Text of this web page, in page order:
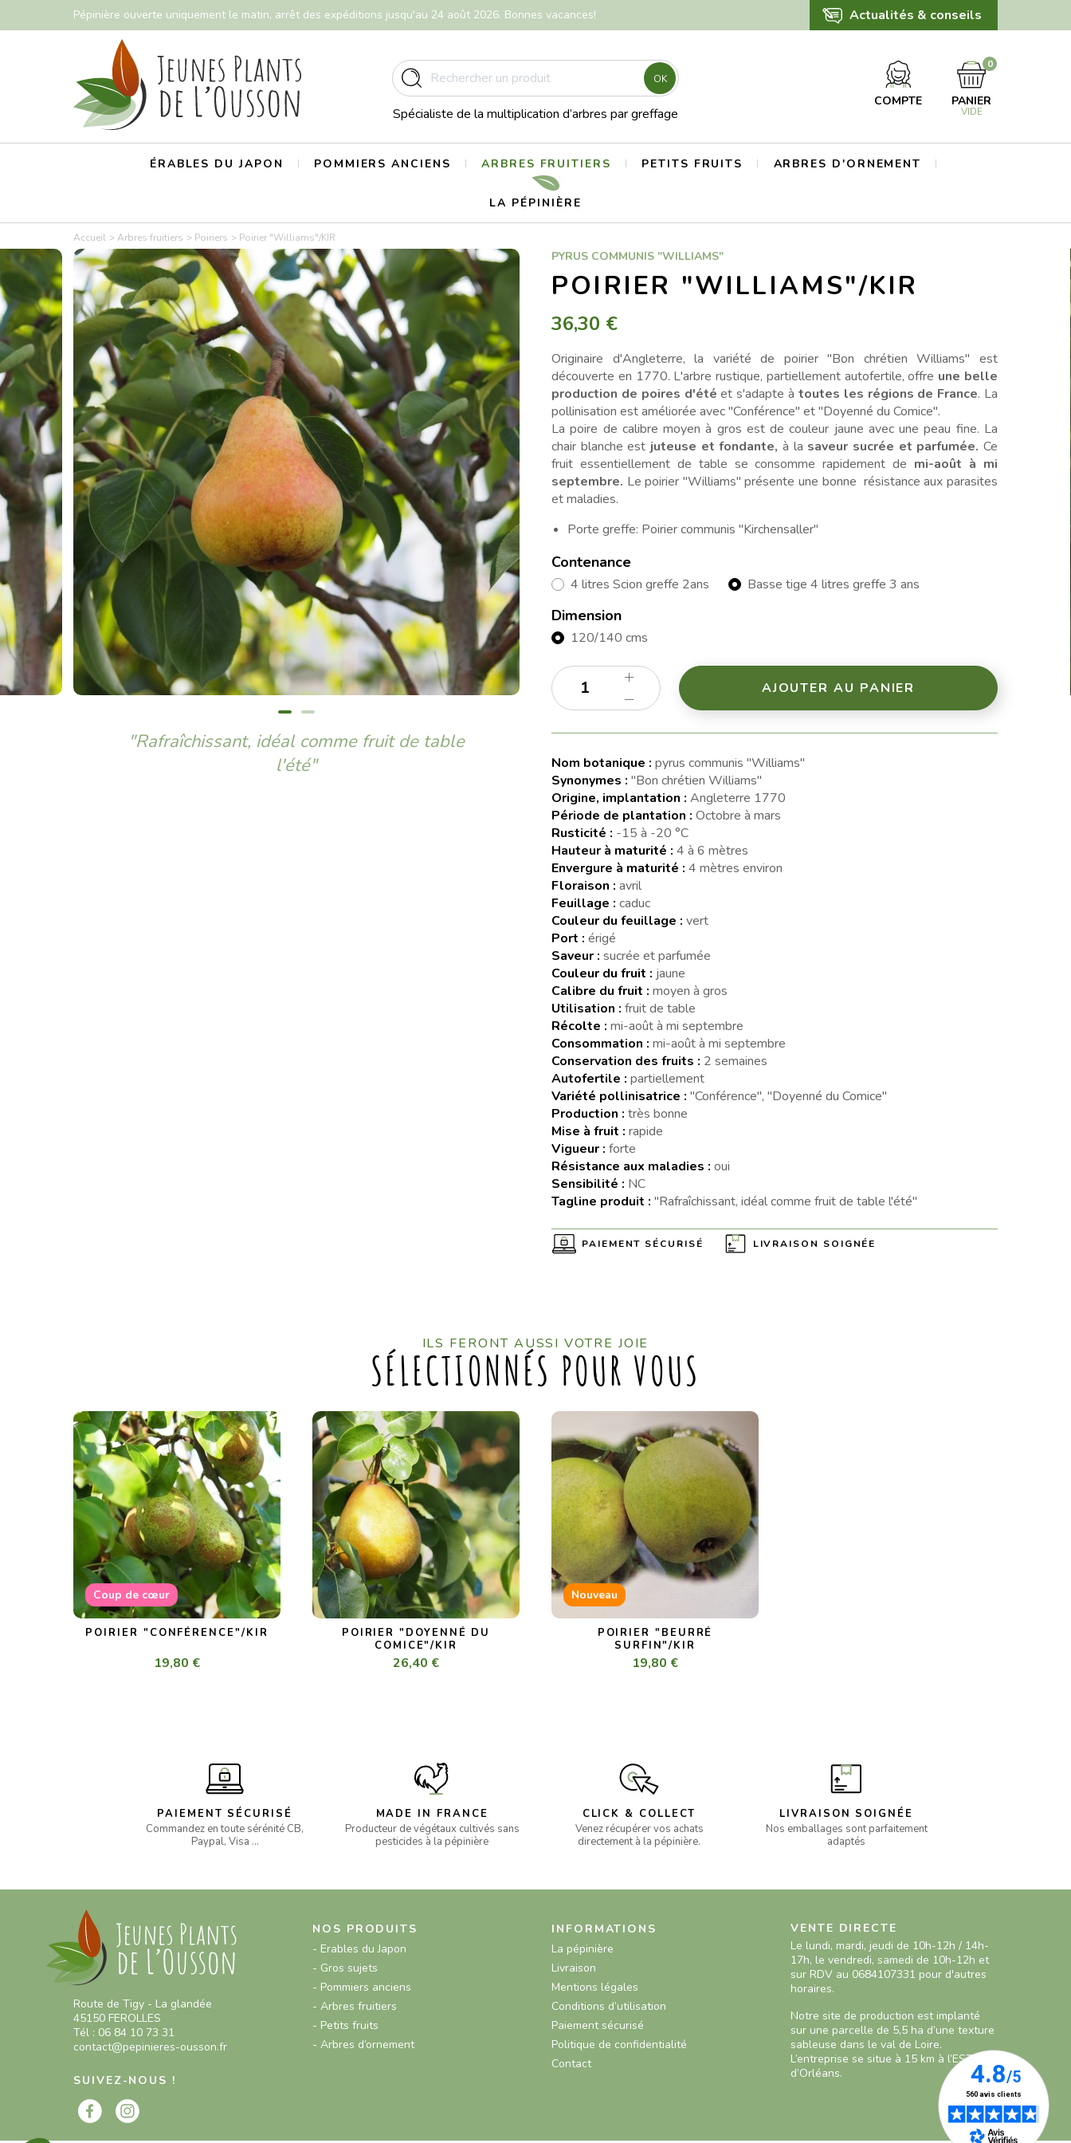
Pépinière ouverte uniquement le matin, arrêt des expéditions jusqu'au 24 août 2026. Bonnes vacances! Actualités & conseils
OK
Spécialiste de la multiplication d’arbres par greffage
COMPTE PANIER
0
VIDE
ÉRABLES DU JAPON POMMIERS ANCIENS ARBRES FRUITIERS PETITS FRUITS ARBRES D'ORNEMENT
LA PÉPINIÈRE
Accueil Arbres fruitiers Poiriers Poirier "Williams"/KIR
"Rafraîchissant, idéal comme fruit de table
l'été"
PYRUS COMMUNIS "WILLIAMS"
POIRIER "WILLIAMS"/KIR
36,30 €
Originaire d'Angleterre, la variété de poirier "Bon chrétien Williams" est
découverte en 1770. L'arbre rustique, partiellement autofertile, offre une belle
production de poires d'été et s'adapte à toutes les régions de France. La
pollinisation est améliorée avec "Conférence" et "Doyenné du Comice".
La poire de calibre moyen à gros est de couleur jaune avec une peau fine. La
chair blanche est juteuse et fondante, à la saveur sucrée et parfumée. Ce
fruit essentiellement de table se consomme rapidement de mi-août à mi
septembre. Le poirier "Williams" présente une bonne résistance aux parasites
et maladies.
Porte greffe: Poirier communis "Kirchensaller"
Contenance
4 litres Scion greffe 2ans Basse tige 4 litres greffe 3 ans
Dimension
120/140 cms
AJOUTER AU PANIER
Nom botanique : pyrus communis "Williams"
Synonymes : "Bon chrétien Williams"
Origine, implantation : Angleterre 1770
Période de plantation : Octobre à mars
Rusticité : -15 à -20 °C
Hauteur à maturité : 4 à 6 mètres
Envergure à maturité : 4 mètres environ
Floraison : avril
Feuillage : caduc
Couleur du feuillage : vert
Port : érigé
Saveur : sucrée et parfumée
Couleur du fruit : jaune
Calibre du fruit : moyen à gros
Utilisation : fruit de table
Récolte : mi-août à mi septembre
Consommation : mi-août à mi septembre
Conservation des fruits : 2 semaines
Autofertile : partiellement
Variété pollinisatrice : "Conférence", "Doyenné du Comice"
Production : très bonne
Mise à fruit : rapide
Vigueur : forte
Résistance aux maladies : oui
Sensibilité : NC
Tagline produit : "Rafraîchissant, idéal comme fruit de table l'été"
PAIEMENT SÉCURISÉ LIVRAISON SOIGNÉE
ILS FERONT AUSSI VOTRE JOIE
SÉLECTIONNÉS POUR VOUS
Coup de cœur
POIRIER "CONFÉRENCE"/KIR
19,80 €
POIRIER "DOYENNÉ DU
COMICE"/KIR
26,40 €
Nouveau
POIRIER "BEURRÉ
SURFIN"/KIR
19,80 €
PAIEMENT SÉCURISÉ
Commandez en toute sérénité CB,
Paypal, Visa …
MADE IN FRANCE
Producteur de végétaux cultivés sans
pesticides à la pépinière
CLICK & COLLECT
Venez récupérer vos achats
directement à la pépinière.
LIVRAISON SOIGNÉE
Nos emballages sont parfaitement
adaptés
Route de Tigy - La glandée
45150 FEROLLES
Tél : 06 84 10 73 31
contact@pepinieres-ousson.fr
SUIVEZ-NOUS !
NOS PRODUITS
- Erables du Japon
- Gros sujets
- Pommiers anciens
- Arbres fruitiers
- Petits fruits
- Arbres d’ornement
INFORMATIONS
La pépinière
Livraison
Mentions légales
Conditions d’utilisation
Paiement sécurisé
Politique de confidentialité
Contact
VENTE DIRECTE
Le lundi, mardi, jeudi de 10h-12h / 14h-
17h, le vendredi, samedi de 10h-12h et
sur RDV au 0684107331 pour d'autres
horaires.
Notre site de production est implanté
sur une parcelle de 5,5 ha d’une texture
sableuse dans le val de Loire.
L’entreprise se situe à 15 km à l’EST
d’Orléans.